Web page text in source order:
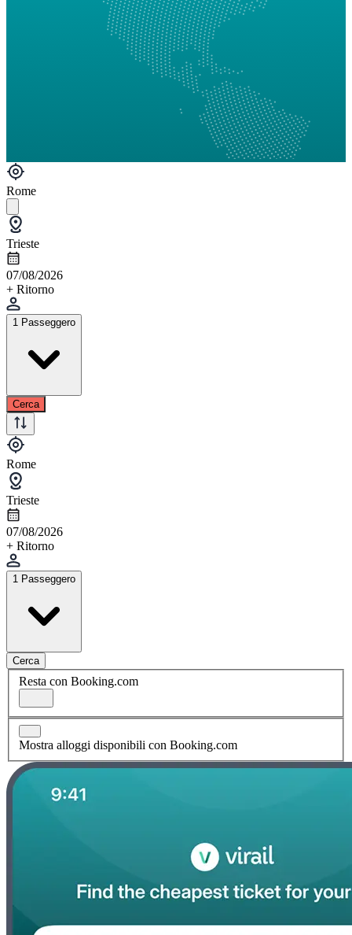
Rome
Trieste
07/08/2026
+ Ritorno
1 Passeggero
Cerca
Rome
Trieste
07/08/2026
+ Ritorno
1 Passeggero
Cerca
Resta con Booking.com
Mostra alloggi disponibili con Booking.com